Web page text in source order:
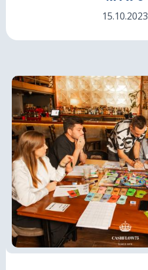
15.10.2023